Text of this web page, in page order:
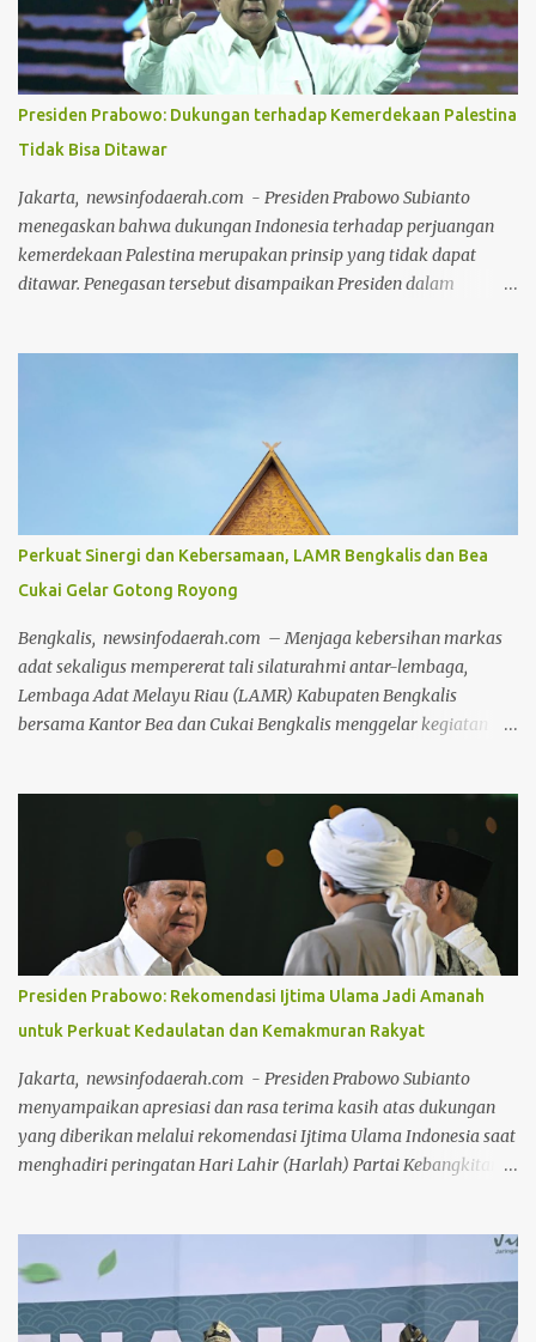
pidatonya, Selasa (21/7/2026), mengatakan, FGD ini menjadi
ajang penyegaran pengetahuan sekaligus memperkuat
koordinasi para admin teknologi informasi di lingkungan Pemko
Pekanbaru dalam menghadapi ancaman siber yang terus
berkembang. Para peserta merupakan pengurus atau admin Tim
Tanggap Insiden Keamanan Siber (CSIRT) yang memiliki peran
penting dalam menjaga keamanan sistem informasi pemerintah.
"Teknologi informasi memiliki tingkat kerentanan ...
Presiden Prabowo: Dukungan terhadap Kemerdekaan Palestina
Tidak Bisa Ditawar
Jakarta, newsinfodaerah.com - Presiden Prabowo Subianto
menegaskan bahwa dukungan Indonesia terhadap perjuangan
kemerdekaan Palestina merupakan prinsip yang tidak dapat
ditawar. Penegasan tersebut disampaikan Presiden dalam
kekuatan dunia. Sebagai negara nonblok, Indonesia tidak ingin
memiliki musuh maupun mengganggu negara lain. “Kita
bersyukur bahwa kita nonblok, kita tidak punya musuh, kita
hormati semua negara, kita hormati semua kekuatan. Kita ingin
bebas aktif,” ujar Presiden. Menurut Presiden, arah politik luar
negeri pemerintahannya berlandaskan prinsip bertetangga baik
atau the good neighbor policy . Indonesia ingin menjalin
hubungan persahabatan dan kerja sama dengan...
Perkuat Sinergi dan Kebersamaan, LAMR Bengkalis dan Bea
Cukai Gelar Gotong Royong
Bengkalis, newsinfodaerah.com – Menjaga kebersihan markas
adat sekaligus mempererat tali silaturahmi antar-lembaga,
Lembaga Adat Melayu Riau (LAMR) Kabupaten Bengkalis
bersama Kantor Bea dan Cukai Bengkalis menggelar kegiatan
dipimpin langsung oleh pimpinan Majelis Kerapatan Adat (MKA)
Datok Seri H.Ilham Nur dan Dewan Pimpinan Harian (DPH)
Datok Seri Syaukani Al Karim LAMR Kabupaten Bengkalis,
jajaran pengurus, serta jajaran pejabat dan staf Bea & Cukai
Bengkalis. Suasana keakraban tampak menyelimuti jalannya
kegiatan. Sejak pagi, para pengurus adat dan jajaran Bea Cukai
bahu-membahu membersihkan area dalam gedung, halaman,
hingga pengecatan pagar lingkungan sekitar Gedung LAMR
Bengkalis. Ketua MKA LAMR Kabupaten Bengkalis
menyampaikan bahwa tradisi gotong royong merupakan
warisan budaya luhur masyarakat Melayu yang harus terus
dirawat dan dihidupkan dal...
Presiden Prabowo: Rekomendasi Ijtima Ulama Jadi Amanah
untuk Perkuat Kedaulatan dan Kemakmuran Rakyat
Jakarta, newsinfodaerah.com - Presiden Prabowo Subianto
menyampaikan apresiasi dan rasa terima kasih atas dukungan
yang diberikan melalui rekomendasi Ijtima Ulama Indonesia saat
menghadiri peringatan Hari Lahir (Harlah) Partai Kebangkitan
Center (JICC), Jakarta, pada Kamis (23/07/2026). Presiden menilai
rekomendasi tersebut menjadi amanah sekaligus penguat bagi
pemerintah dalam menjalankan pembangunan nasional sesuai
amanat konstitusi. “Hari ini saya dapat hadiah lagi. Luar biasa